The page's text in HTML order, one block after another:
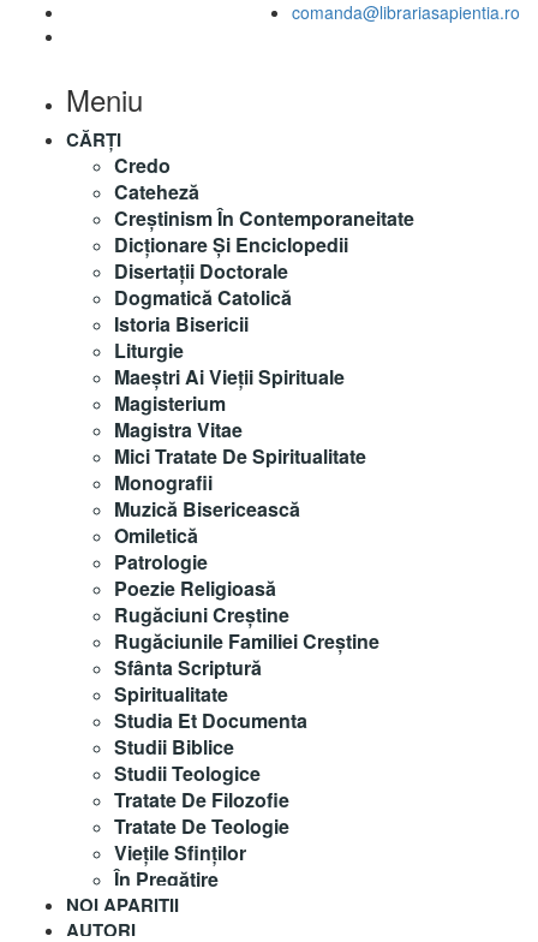
comanda@librariasapientia.ro
Meniu
CĂRȚI
Credo
Cateheză
Creștinism În Contemporaneitate
Dicționare Și Enciclopedii
Disertații Doctorale
Dogmatică Catolică
Istoria Bisericii
Liturgie
Maeştri Ai Vieţii Spirituale
Magisterium
Magistra Vitae
Mici Tratate De Spiritualitate
Monografii
Muzică Bisericească
Omiletică
Patrologie
Poezie Religioasă
Rugăciuni Creştine
Rugăciunile Familiei Creștine
Sfânta Scriptură
Spiritualitate
Studia Et Documenta
Studii Biblice
Studii Teologice
Tratate De Filozofie
Tratate De Teologie
Vieţile Sfinţilor
În Pregătire
NOI APARITII
AUTORI